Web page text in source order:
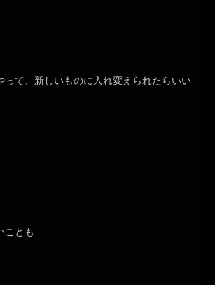
って、新しいものに入れ変えられたらいい
ことも